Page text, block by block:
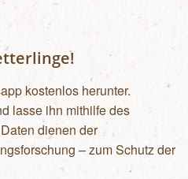
kostenlos herunter.
lasse ihn mithilfe des
dienen der
– zum Schutz der